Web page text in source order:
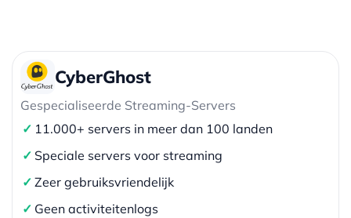
CyberGhost
Gespecialiseerde Streaming-Servers
✓ 11.000+ servers in meer dan 100 landen
✓ Speciale servers voor streaming
✓Zeer gebruiksvriendelijk
✓ Geen activiteitenlogs